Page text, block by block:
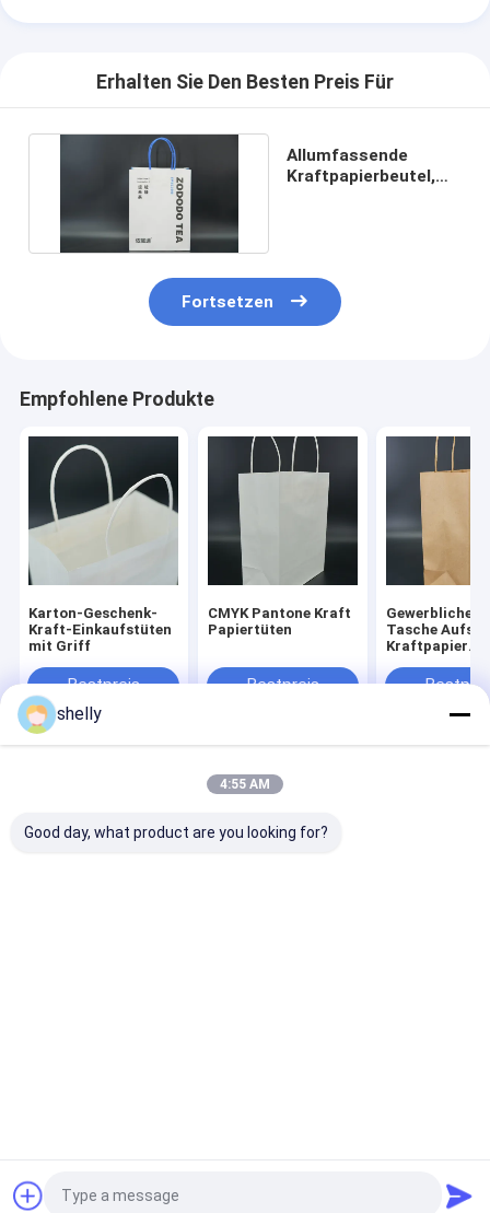
Erhalten Sie Den Besten Preis Für
Allumfassende
Kraftpapierbeutel,
Fortsetzen
Empfohlene Produkte
Karton-Geschenk-
Kraft-Einkaufstüten
mit Griff
Bestpreis
CMYK Pantone Kraft
Papiertüten
Bestpreis
Gewerbliche
Tasche
Kraftpapier
biologisch
Sitemap
Privacy Policy
Yuxing Printing & Packaging Co., Ltd.. All Rights Reserved.
shelly
4:55 AM
Good day, what product are you looking for?